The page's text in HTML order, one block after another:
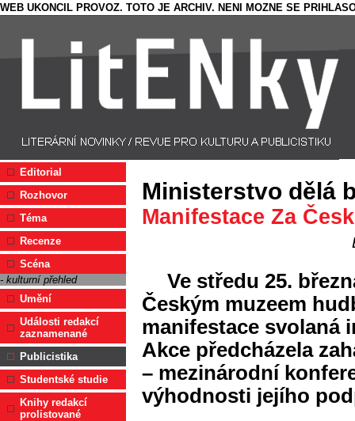
WEB UKONCIL PROVOZ. TOTO JE ARCHIV. NENI MOZNE SE
Editorial
Rozhovor
Téma
Recenze
Scéna
- kulturní přehled
Umění
Události redakcí
zaznamenané
Publicistika
Studentské studie
Knihy redakcí
prolistované
Ministerstvo dělá
Manifestace Za
Ve středu 25.
Českým muzeem
manifestace svolaná
Akce předcházela
– mezinárodní
výhodnosti jejího